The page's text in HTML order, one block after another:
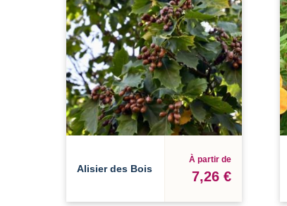
Alisier des Bois
À partir de
7,26 €